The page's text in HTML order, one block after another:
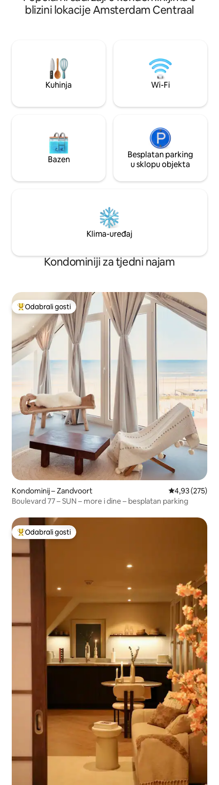
štednjaka), dnevnim boravkom i
blagovaonicom – mirna ulica u srcu
centra grada, Waterlooplein (najstarija
buvlja pijaca), Rijeka Amstel, muzej
Ermitaž i zoološki vrt Artis - Prilagođena
karta lokalnih favorita
umivaonik, a tu je
Opustite se u
glavnih gradskih atrakcija.
da se u ovom
blizini lokacije Amsterdam Centraal
Kuhinja Wi-Fi
Bazen
Besplatan parking
u sklopu objekta
Klima-uređaj
Kondominiji za tjedni najam
Među najviše rangiranima s oznakom „Odabrali gosti”
Odabrali gosti
Kondominij – Zandvoort Prosječna
4,93 (275)
Boulevard 77 – SUN – more i dine – besplatan parking
Među najviše rangiranima s oznakom „Odabrali gosti”
Odabrali gosti